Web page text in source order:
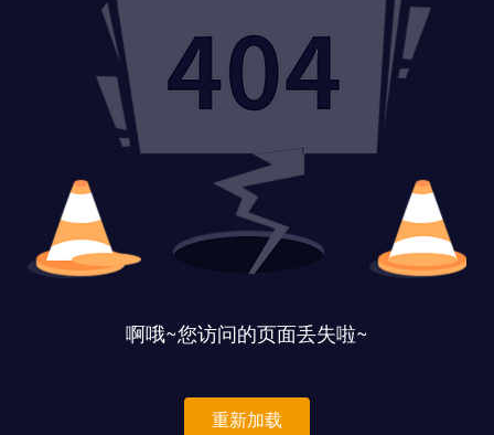
啊哦~您访问的页面丢失啦~
重新加载